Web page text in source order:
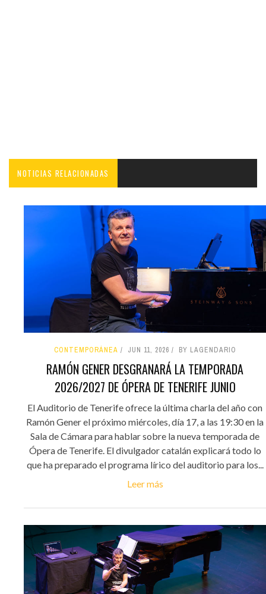
NOTICIAS RELACIONADAS
CONTEMPORÁNEA JUN 11, 2026 BY LAGENDARIO
RAMÓN GENER DESGRANARÁ LA TEMPORADA
2026/2027 DE ÓPERA DE TENERIFE JUNIO
El Auditorio de Tenerife ofrece la última charla del año con
Ramón Gener el próximo miércoles, día 17, a las 19:30 en la
Sala de Cámara para hablar sobre la nueva temporada de
Ópera de Tenerife. El divulgador catalán explicará todo lo
que ha preparado el programa lírico del auditorio para los...
Leer más